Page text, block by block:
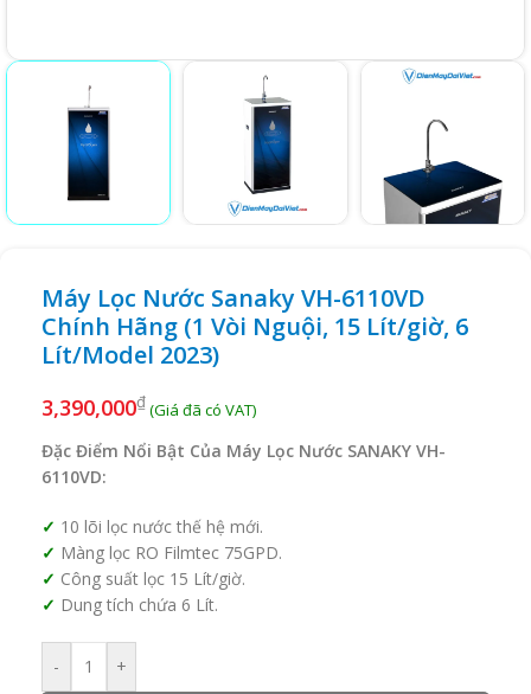
Máy Lọc Nước Sanaky VH-6110VD
Chính Hãng (1 Vòi Nguội, 15 Lít/giờ, 6
Lít/Model 2023)
3,390,000₫
Đặc Điểm Nổi Bật Của Máy Lọc Nước SANAKY VH-
6110VD:
10 lõi lọc nước thế hệ mới.
Màng lọc RO Filmtec 75GPD.
Công suất lọc 15 Lít/giờ.
Dung tích chứa 6 Lít.
- +